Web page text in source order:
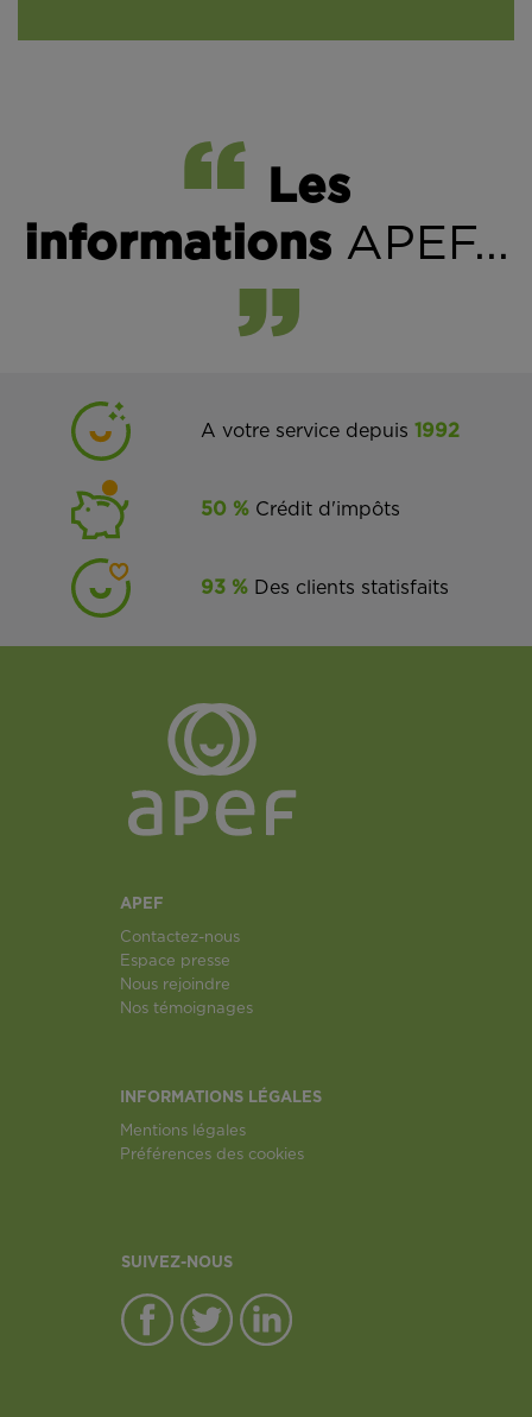
Les
informationsAPEF...
A votre service depuis1992
50 % Crédit d'impôts
93 % Des clients statisfaits
APEF
Contactez-nous
Espace presse
Nous rejoindre
Nos témoignages
INFORMATIONS LÉGALES
Mentions légales
Préférences des cookies
SUIVEZ-NOUS